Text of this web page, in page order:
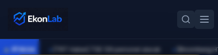
● PİYASA [TRT Haber] TSE 129 personel alacak